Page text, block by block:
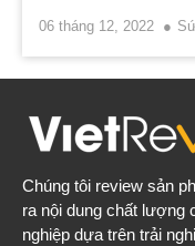
06 tháng 12, 2022
Chúng tôi review sản
ra nội dung chất lượng
nghiệp dựa trên trải